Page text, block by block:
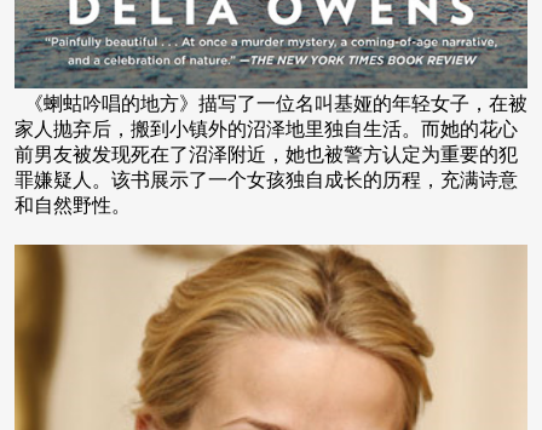
《蝲蛄吟唱的地方》描写了一位名叫基娅的年轻女子，在被
家人抛弃后，搬到小镇外的沼泽地里独自生活。而她的花心
前男友被发现死在了沼泽附近，她也被警方认定为重要的犯
罪嫌疑人。该书展示了一个女孩独自成长的历程，充满诗意
和自然野性。